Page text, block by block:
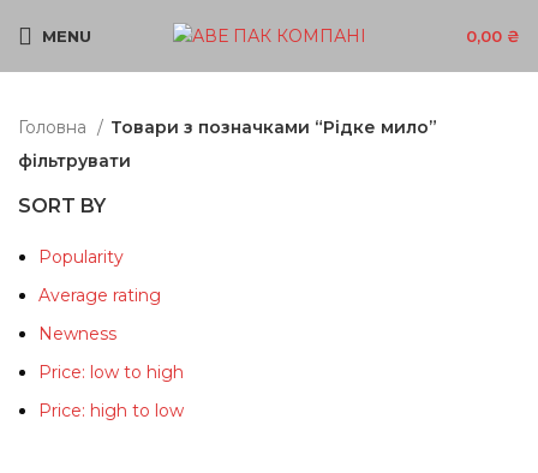
MENU 0,00 ₴
Головна
Товари з позначками “Рідке мило”
фільтрувати
SORT BY
Popularity
Average rating
Newness
Price: low to high
Price: high to low